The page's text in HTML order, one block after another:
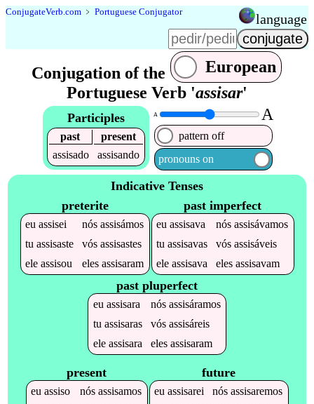
ConjugateVerb.com ﹥ Portuguese Conjugator language
Conjugation of the
European
Portuguese Verb 'assisar'
Participles
past
present
assisado
assisando
A A
pattern off
pronouns on
Indicative Tenses
preterite
euassisei nósassisámos
tuassisaste vósassisastes
eleassisou elesassisaram
past imperfect
euassisava nósassisávamos
tuassisavas vósassisáveis
eleassisava elesassisavam
past pluperfect
eu assisara nós assisáramos
tu assisaras vós assisáreis
ele assisara eles assisaram
present
euassiso nósassisamos
future
euassisarei nósassisaremos